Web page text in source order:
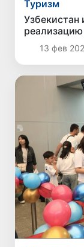
Туризм
Узбекистан
13 фев